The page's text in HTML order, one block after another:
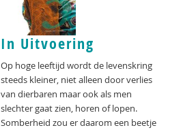
In Uitvoering
Op hoge leeftijd wordt de levenskring
steeds kleiner, niet alleen door verlies
van dierbaren maar ook als men
slechter gaat zien, horen of lopen.
Somberheid zou er daarom een beetje